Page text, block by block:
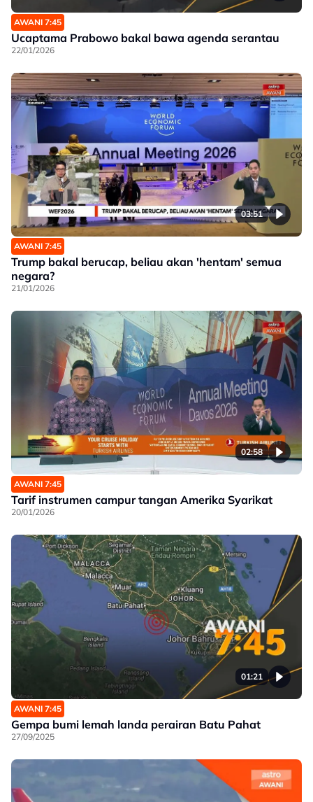
AWANI 7:45
Ucaptama Prabowo bakal bawa agenda serantau
22/01/2026
03:51
AWANI 7:45
Trump bakal berucap, beliau akan 'hentam' semua
negara?
21/01/2026
02:58
AWANI 7:45
Tarif instrumen campur tangan Amerika Syarikat
20/01/2026
01:21
AWANI 7:45
Gempa bumi lemah landa perairan Batu Pahat
27/09/2025